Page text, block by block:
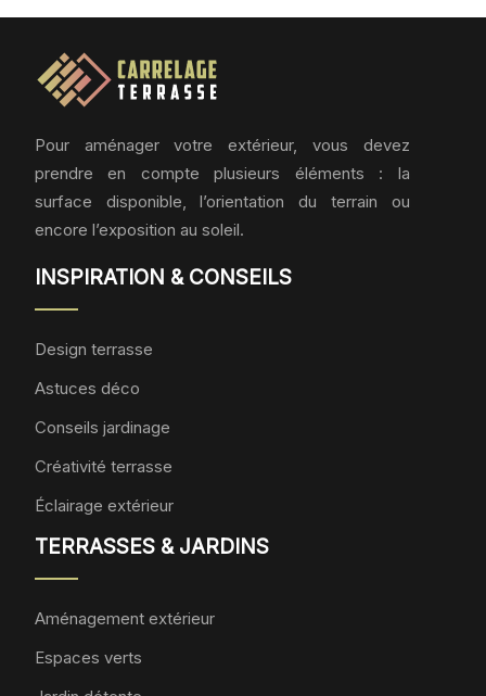
Pour aménager votre extérieur, vous devez
prendre en compte plusieurs éléments : la
surface disponible, l’orientation du terrain ou
encore l’exposition au soleil.
INSPIRATION & CONSEILS
Design terrasse
Astuces déco
Conseils jardinage
Créativité terrasse
Éclairage extérieur
TERRASSES & JARDINS
Aménagement extérieur
Espaces verts